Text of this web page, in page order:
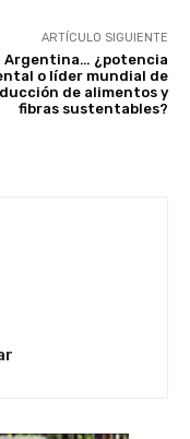
ARTÍCULO SIGUIENTE
Argentina… ¿potencia
o líder mundial de
de alimentos y
fibras sustentables?